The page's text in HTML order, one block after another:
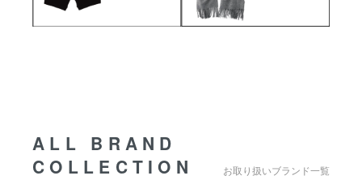
ALL BRAND
COLLECTION
お取り扱いブランド一覧